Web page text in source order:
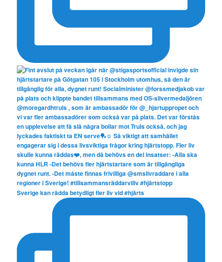
Sverige kan rädda betydligt fler liv vid #hjärts